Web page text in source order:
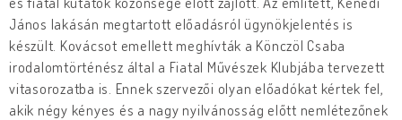
János lakásán megtartott előadásról ügynökjelentés is
készült. Kovácsot emellett meghívták a Könczöl Csaba
irodalomtörténész által a Fiatal Művészek Klubjába tervezett
vitasorozatba is. Ennek szervezői olyan előadókat kértek fel,
akik négy kényes és a nagy nyilvánosság előtt nemlétezőnek